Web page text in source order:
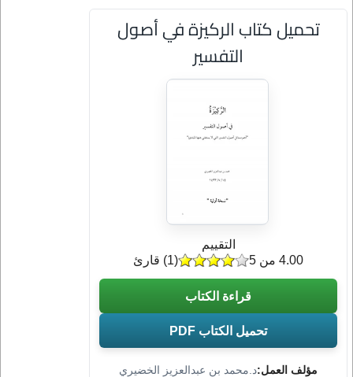
تحميل كتاب الركيزة في أصول
التفسير
مؤلف العمل:د.محمد بن عبدالعزيز الخضيري
التقييم
(
1) قارئ 4.00 من 5
قراءة الكتاب
تحميل الكتاب PDF